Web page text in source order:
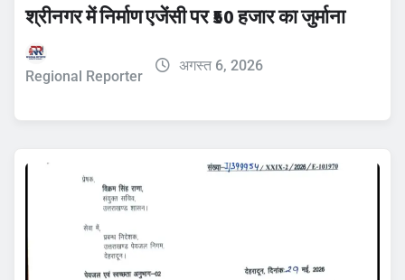
श्रीनगर में निर्माण एजेंसी पर ₹50 हजार का जुर्माना
Regional Reporter
अगस्त 6, 2026